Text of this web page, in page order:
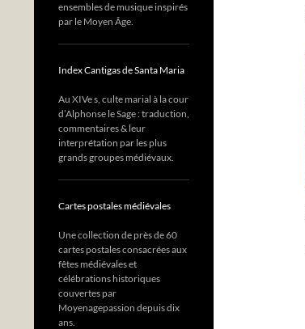
ensembles de musique inspirés
par le Moyen Âge.
Index Cantigas de Santa Maria
Au XIVe s, culte marial à la cour
d’Alphonse le Sage : traduction,
commentaires & leur
interprétation par les plus
grands groupes médiévaux.
Cartes postales médiévales
Une collection de près de 60
cartes postales consacrées aux
fêtes médiévales et
célébrations historiques
couvertes par
Moyenagepassion depuis dix
ans.